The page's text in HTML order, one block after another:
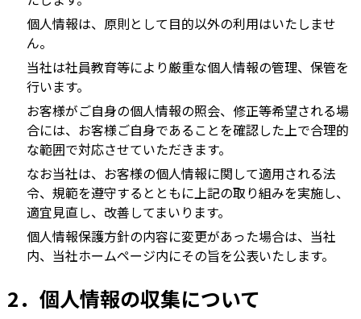
個人情報は、原則として目的以外の利用はいたしませ
ん。
当社は社員教育等により厳重な個人情報の管理、保管を
行います。
お客様がご自身の個人情報の照会、修正等希望される場
合には、お客様ご自身であることを確認した上で合理的
な範囲で対応させていただきます。
なお当社は、お客様の個人情報に関して適用される法
令、規範を遵守するとともに上記の取り組みを実施し、
適宜見直し、改善してまいります。
個人情報保護方針の内容に変更があった場合は、当社
内、当社ホームページ内にその旨を公表いたします。
2．個人情報の収集について